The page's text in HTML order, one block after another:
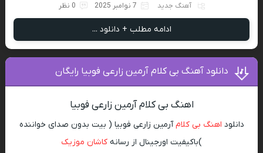
آهنگ جدید 7 نوامبر 2025 0 نظر
ادامه مطلب + دانلود ...
دانلود آهنگ بی کلام آرمین زارعی فوبیا رایگان
اهنگ بی کلام آرمین زارعی فوبیا
دانلود اهنگ بی کلامآرمین زارعی فوبیا ( بیت بدون صدای خواننده
)باکیفیت اورجینال از رسانه کاشان موزیک